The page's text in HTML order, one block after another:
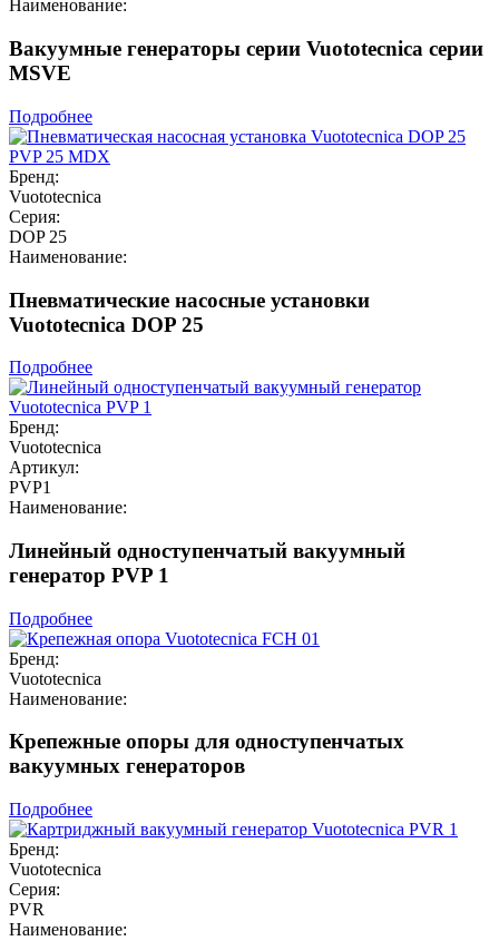
Наименование:
Вакуумные генераторы серии Vuototecnica серии
MSVE
Подробнее
Бренд:
Vuototecnica
Серия:
DOP 25
Наименование:
Пневматические насосные установки
Vuototecnica DOP 25
Подробнее
Бренд:
Vuototecnica
Артикул:
PVP1
Наименование:
Линейный одноступенчатый вакуумный
генератор PVP 1
Подробнее
Бренд:
Vuototecnica
Наименование:
Крепежные опоры для одноступенчатых
вакуумных генераторов
Подробнее
Бренд:
Vuototecnica
Серия:
PVR
Наименование: